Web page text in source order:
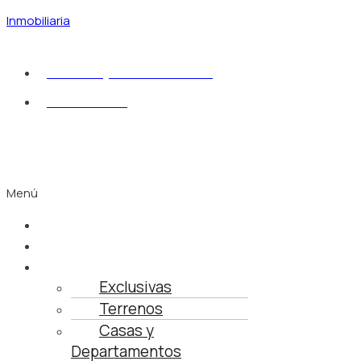
Inmobiliaria
Menú
Exclusivas
Terrenos
Casas y
Departamentos